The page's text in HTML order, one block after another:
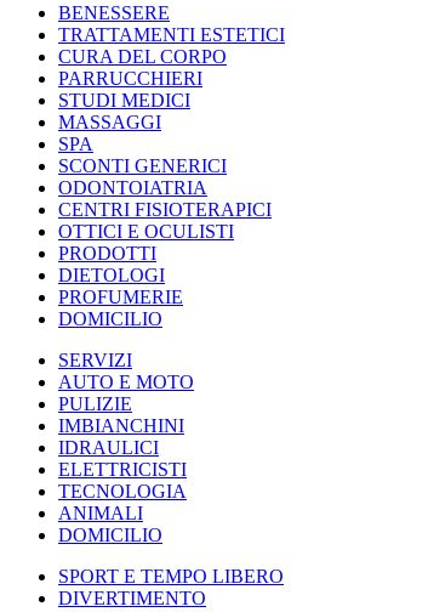
BENESSERE
TRATTAMENTI ESTETICI
CURA DEL CORPO
PARRUCCHIERI
STUDI MEDICI
MASSAGGI
SPA
SCONTI GENERICI
ODONTOIATRIA
CENTRI FISIOTERAPICI
OTTICI E OCULISTI
PRODOTTI
DIETOLOGI
PROFUMERIE
DOMICILIO
SERVIZI
AUTO E MOTO
PULIZIE
IMBIANCHINI
IDRAULICI
ELETTRICISTI
TECNOLOGIA
ANIMALI
DOMICILIO
SPORT E TEMPO LIBERO
DIVERTIMENTO